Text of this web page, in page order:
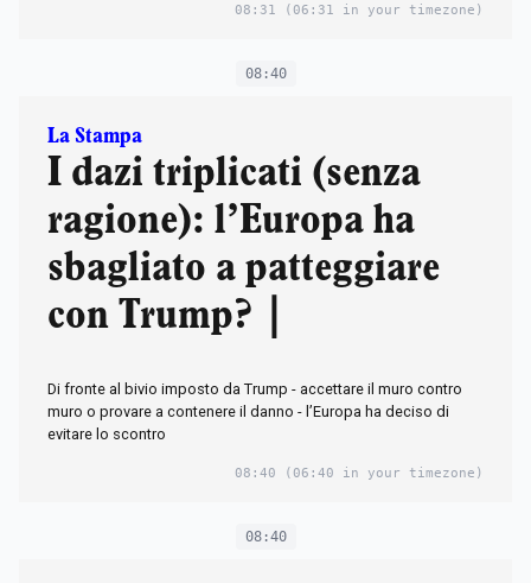
08:31 (06:31 in your timezone)
08:40
La Stampa
I dazi triplicati (senza
ragione): l’Europa ha
sbagliato a patteggiare
con Trump? |
Di fronte al bivio imposto da Trump - accettare il muro contro
muro o provare a contenere il danno - l’Europa ha deciso di
evitare lo scontro
08:40 (06:40 in your timezone)
08:40